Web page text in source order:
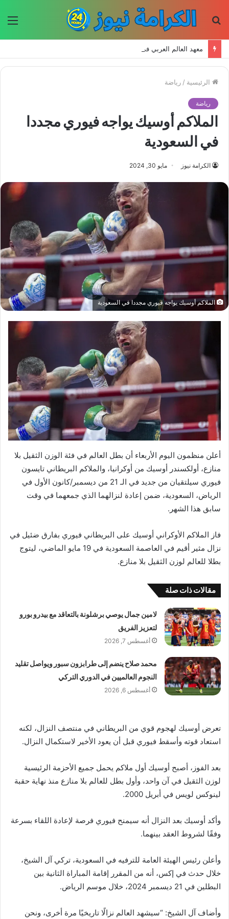
الرئيسية / رياضة
رياضة
الملاكم أوسيك يواجه فيوري مجددا
في السعودية
الكرامة نيوز مايو 30, 2024
الملاكم أوسيك يواجه فيوري مجددا في السعودية
أعلن منظمون اليوم الأربعاء أن بطل العالم في فئة الوزن الثقيل بلا
منازع، أولكسندر أوسيك من أوكرانيا، والملاكم البريطاني تايسون
فيوري سيلتقيان من جديد في الـ 21 من ديسمبر/كانون الأول في
الرياض، السعودية، ضمن إعادة لنزالهما الذي جمعهما في وقت
سابق هذا الشهر.
فاز الملاكم الأوكراني أوسيك على البريطاني فيوري بفارق ضئيل في
نزال مثير أقيم في العاصمة السعودية في 19 مايو الماضي، ليتوج
بطلا للعالم لوزن الثقيل بلا منازع.
مقالات ذات صلة
لامين جمال يوصي برشلونة بالتعاقد مع بيدرو بورو
لتعزيز الفريق
أغسطس 7, 2026
محمد صلاح ينضم إلى طرابزون سبور ويواصل تقليد
النجوم العالميين في الدوري التركي
أغسطس 6, 2026
تعرض أوسيك لهجوم قوي من البريطاني في منتصف النزال، لكنه
استعاد قوته وأسقط فيوري قبل أن يعود الأخير لاستكمال النزال.
بعد الفوز، أصبح أوسيك أول ملاكم يحمل جميع الأحزمة الرئيسية
لوزن الثقيل في آن واحد، وأول بطل للعالم بلا منازع منذ نهاية حقبة
لينوكس لويس في أبريل 2000.
وأكد أوسيك بعد النزال أنه سيمنح فيوري فرصة لإعادة اللقاء بسرعة
وفقًا لشروط العقد بينهما.
وأعلن رئيس الهيئة العامة للترفيه في السعودية، تركي آل الشيخ،
خلال حدث في إكس، أنه من المقرر إقامة المباراة الثانية بين
البطلين في 21 ديسمبر 2024، خلال موسم الرياض.
وأضاف آل الشيخ: “سيشهد العالم نزالًا تاريخيًا مرة أخرى، ونحن